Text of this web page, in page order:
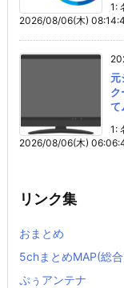
1:
2026/08/06(木)
元
ク
て
1:
2026/08/06(木)
リンク集
おまとめ
5chまとめMAP(総
ぷぅアンテナ